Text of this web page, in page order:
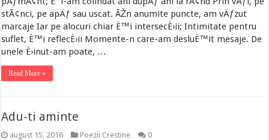
stÃ¢nci, pe apÄƒ sau uscat. ÃŽn anumite puncte, am vÄƒzut
marcaje Iar pe alocuri chiar È™i intersecÈ›ii; Intimitate pentru
suflet, È™i reflecÈ›ii Momente-n care-am desluÈ™it mesaje. De
unele È›inut-am poate, …
Read More »
Adu-ti aminte
august 15, 2016 Poezii Crestine 0